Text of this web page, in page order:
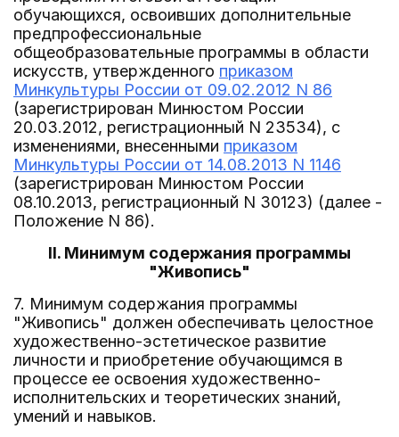
обучающихся, освоивших дополнительные
предпрофессиональные
общеобразовательные программы в области
искусств, утвержденного приказом
Минкультуры России от 09.02.2012 N 86
(зарегистрирован Минюстом России
20.03.2012, регистрационный N 23534), с
изменениями, внесенными приказом
Минкультуры России от 14.08.2013 N 1146
(зарегистрирован Минюстом России
08.10.2013, регистрационный N 30123) (далее -
Положение N 86).
II. Минимум содержания программы
"Живопись"
7. Минимум содержания программы
"Живопись" должен обеспечивать целостное
художественно-эстетическое развитие
личности и приобретение обучающимся в
процессе ее освоения художественно-
исполнительских и теоретических знаний,
умений и навыков.